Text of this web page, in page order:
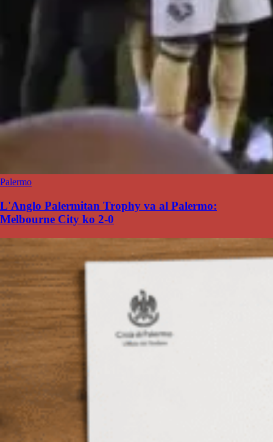
Palermo
L'Anglo Palermitan Trophy va al Palermo:
Melbourne City ko 2-0